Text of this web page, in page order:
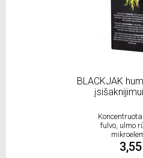
BLACKJAK
fulvo, ulmo
mirkyti